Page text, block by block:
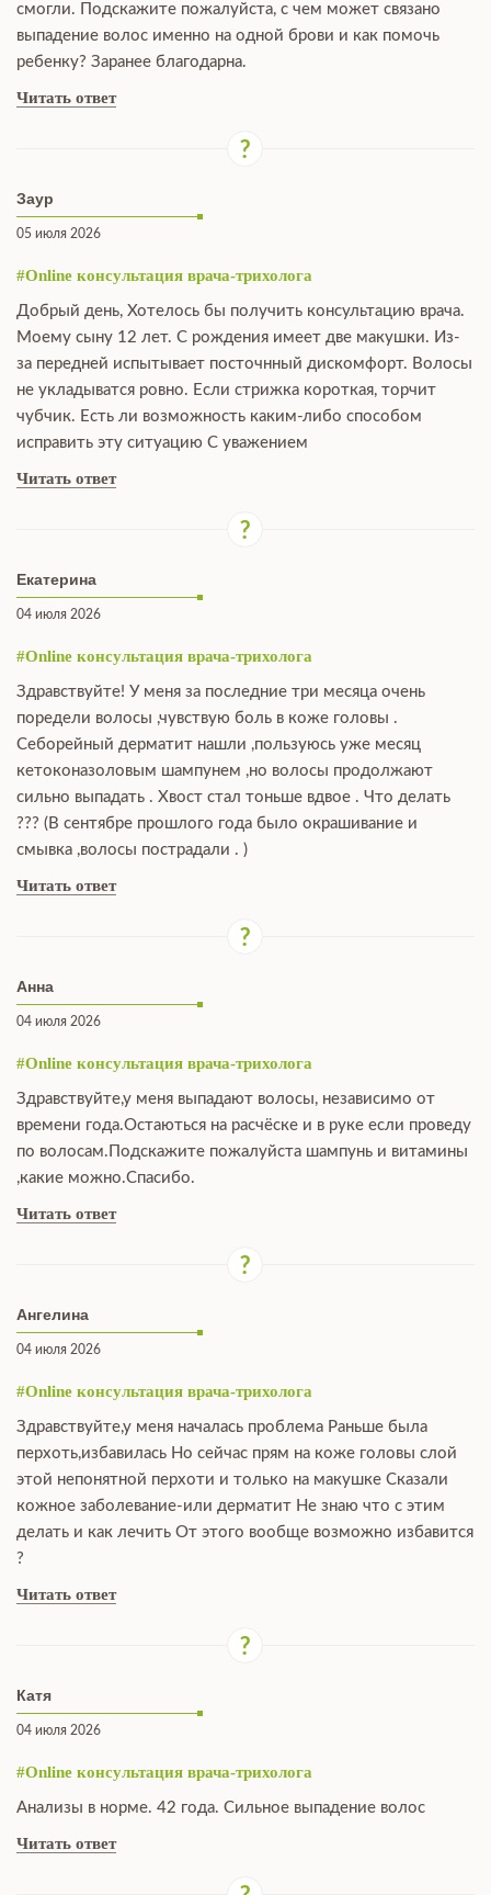
смогли. Подскажите пожалуйста, с чем может связано
выпадение волос именно на одной брови и как помочь
ребенку? Заранее благодарна.
Читать ответ
Заур
05 июля 2026
#Online консультация врача-трихолога
Добрый день, Хотелось бы получить консультацию врача.
Моему сыну 12 лет. С рождения имеет две макушки. Из-
за передней испытывает посточнный дискомфорт. Волосы
не укладыватся ровно. Если стрижка короткая, торчит
чубчик. Есть ли возможность каким-либо способом
исправить эту ситуацию С уважением
Читать ответ
Екатерина
04 июля 2026
#Online консультация врача-трихолога
Здравствуйте! У меня за последние три месяца очень
поредели волосы ,чувствую боль в коже головы .
Себорейный дерматит нашли ,пользуюсь уже месяц
кетоконазоловым шампунем ,но волосы продолжают
сильно выпадать . Хвост стал тоньше вдвое . Что делать
??? (В сентябре прошлого года было окрашивание и
смывка ,волосы пострадали . )
Читать ответ
Анна
04 июля 2026
#Online консультация врача-трихолога
Здравствуйте,у меня выпадают волосы, независимо от
времени года.Остаються на расчёске и в руке если проведу
по волосам.Подскажите пожалуйста шампунь и витамины
,какие можно.Спасибо.
Читать ответ
Ангелина
04 июля 2026
#Online консультация врача-трихолога
Здравствуйте,у меня началась проблема Раньше была
перхоть,избавилась Но сейчас прям на коже головы слой
этой непонятной перхоти и только на макушке Сказали
кожное заболевание-или дерматит Не знаю что с этим
делать и как лечить От этого вообще возможно избавится
?
Читать ответ
Катя
04 июля 2026
#Online консультация врача-трихолога
Анализы в норме. 42 года. Сильное выпадение волос
Читать ответ